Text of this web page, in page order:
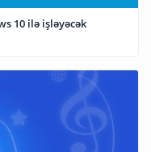
10 ilə işləyəcək